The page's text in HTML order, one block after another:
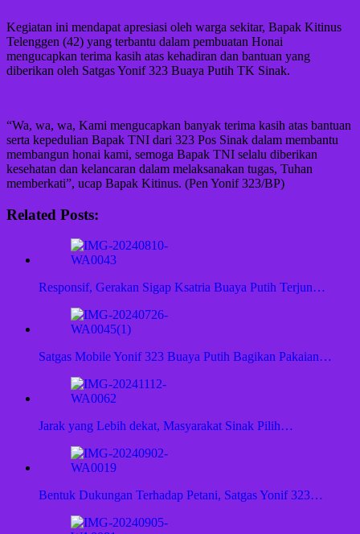
Kegiatan ini mendapat apresiasi oleh warga sekitar, Bapak Kitinus
Telenggen (42) yang terbantu dalam pembuatan Honai
mengucapkan terima kasih atas kehadiran dan bantuan yang
diberikan oleh Satgas Yonif 323 Buaya Putih TK Sinak.
“Wa, wa, wa, Kami mengucapkan banyak terima kasih atas bantuan
serta kepedulian Bapak TNI dari 323 Pos Sinak dalam membantu
membangun honai kami, semoga Bapak TNI selalu diberikan
kesehatan dan kelancaran dalam melaksanakan tugas, Tuhan
memberkati”, ucap Bapak Kitinus. (Pen Yonif 323/BP)
Related Posts:
Responsif, Gerakan Sigap Ksatria Buaya Putih Terjun…
Satgas Mobile Yonif 323 Buaya Putih Bagikan Pakaian…
Jarak yang Lebih dekat, Masyarakat Sinak Pilih…
Bentuk Dukungan Terhadap Petani, Satgas Yonif 323…